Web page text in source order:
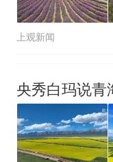
上观新闻
央秀白玛说青